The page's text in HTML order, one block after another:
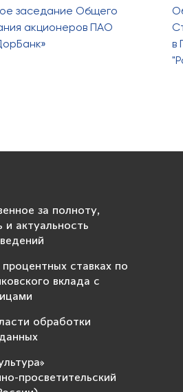
заседание Общего
акционеров ПАО
в
за полноту,
и актуальность
ставках по
вклада с
обработки
просветительский